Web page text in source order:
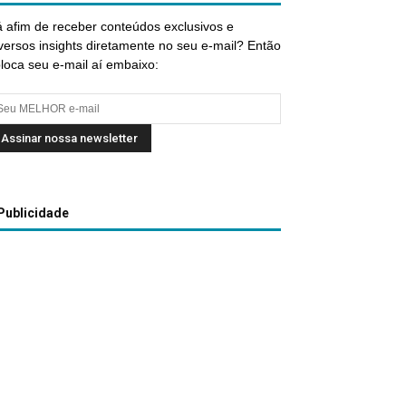
afim de receber conteúdos exclusivos e
insights diretamente no seu e-mail? Então
seu e-mail aí embaixo:
Publicidade